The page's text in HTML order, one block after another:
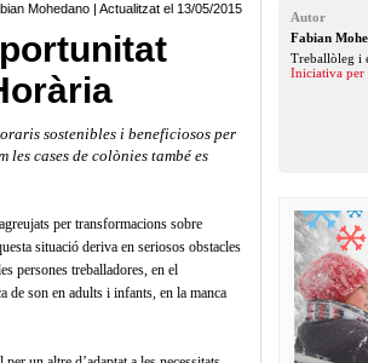
Mohedano | Actualitzat el 13/05/2015
sostenibles i beneficiosos per
cases de colònies també es
per transformacions sobre
situació deriva en seriosos obstacles
persones treballadores, en el
de son en adults i infants, en la manca
Autor
Fabian
Treballòleg i
Iniciativa per